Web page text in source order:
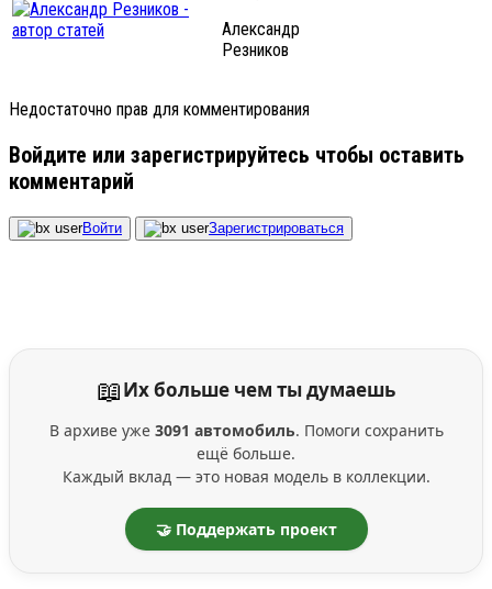
Александр
Резников
Недостаточно прав для комментирования
Войдите или зарегистрируйтесь чтобы оставить
комментарий
Войти Зарегистрироваться
📖Их больше чем ты думаешь
В архиве уже 3091 автомобиль. Помоги сохранить
ещё больше.
Каждый вклад — это новая модель в коллекции.
🤝 Поддержать проект